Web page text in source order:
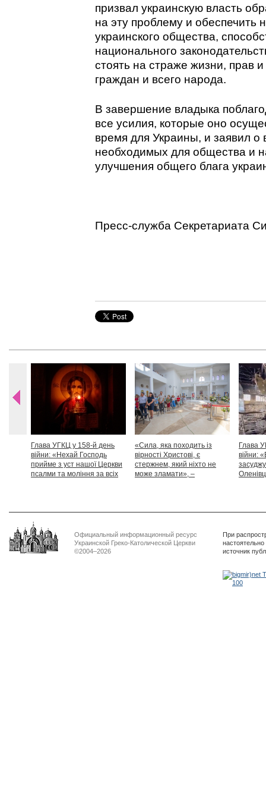
призвал украинскую власть
на эту проблему и
украинского общества,
национального
стоять на страже жизни, прав
граждан и всего народа.
В завершение владыка
все усилия, которые оно
время для Украины, и заявил о
необходимых для общества и
улучшения общего блага
Пресс-служба Секретариата
Глава УГКЦ у 158-й день
війни: «Нехай Господь
прийме з уст нашої Церкви
псалми та моління за всіх
«Сила, яка походить із
вірності Христові, є
стержнем, який ніхто не
може зламати», –
Глава
війни:
Официальный информационный ресурс
Украинской Греко-Католической Церкви
©2004–2026
При
источник